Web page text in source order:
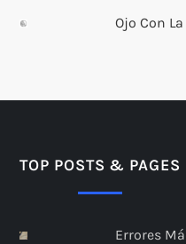
Ojo Con
TOP POSTS & PAGES
Errores